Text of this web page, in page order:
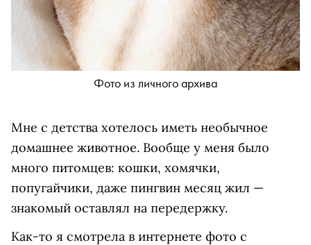
Фото из личного архива
Мне с детства хотелось иметь необычное
домашнее животное. Вообще у меня было
много питомцев: кошки, хомячки,
попугайчики, даже пингвин месяц жил —
знакомый оставлял на передержку.
Как-то я смотрела в интернете фото с